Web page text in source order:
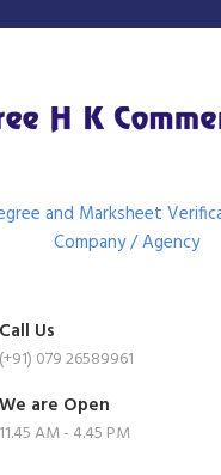
and Marksheet
Company / Agency
Call Us
(+91) 079 26589961
We are Open
11.45 AM - 4.45 PM